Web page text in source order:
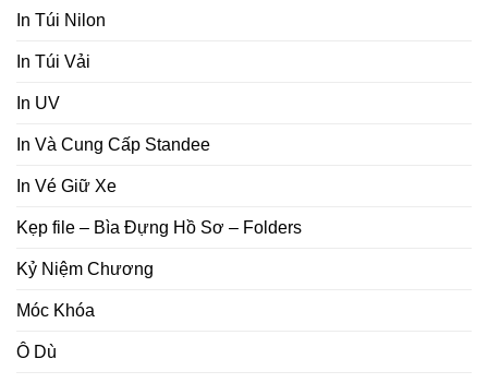
In Túi Nilon
In Túi Vải
In UV
In Và Cung Cấp Standee
In Vé Giữ Xe
Kẹp file – Bìa Đựng Hồ Sơ – Folders
Kỷ Niệm Chương
Móc Khóa
Ô Dù